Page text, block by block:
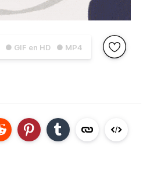
● GIF en HD ● MP4